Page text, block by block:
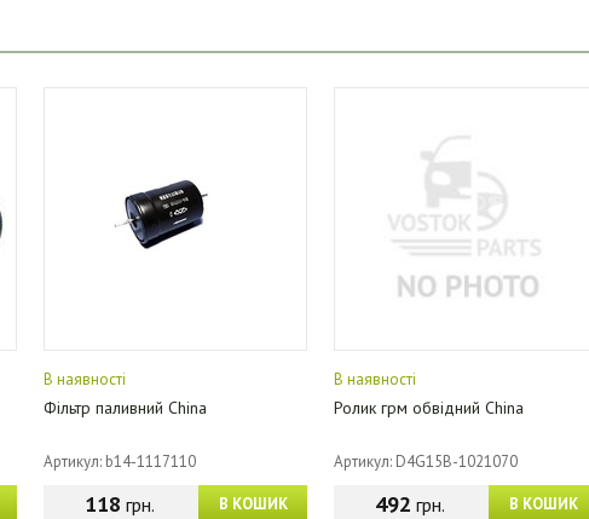
В наявності
Фільтр паливний China
Артикул: b14-1117110
В КОШИК
118 грн.
В наявності
Ролик грм обвідний China
Артикул: D4G15B-1021070
В КОШИК
492 грн.